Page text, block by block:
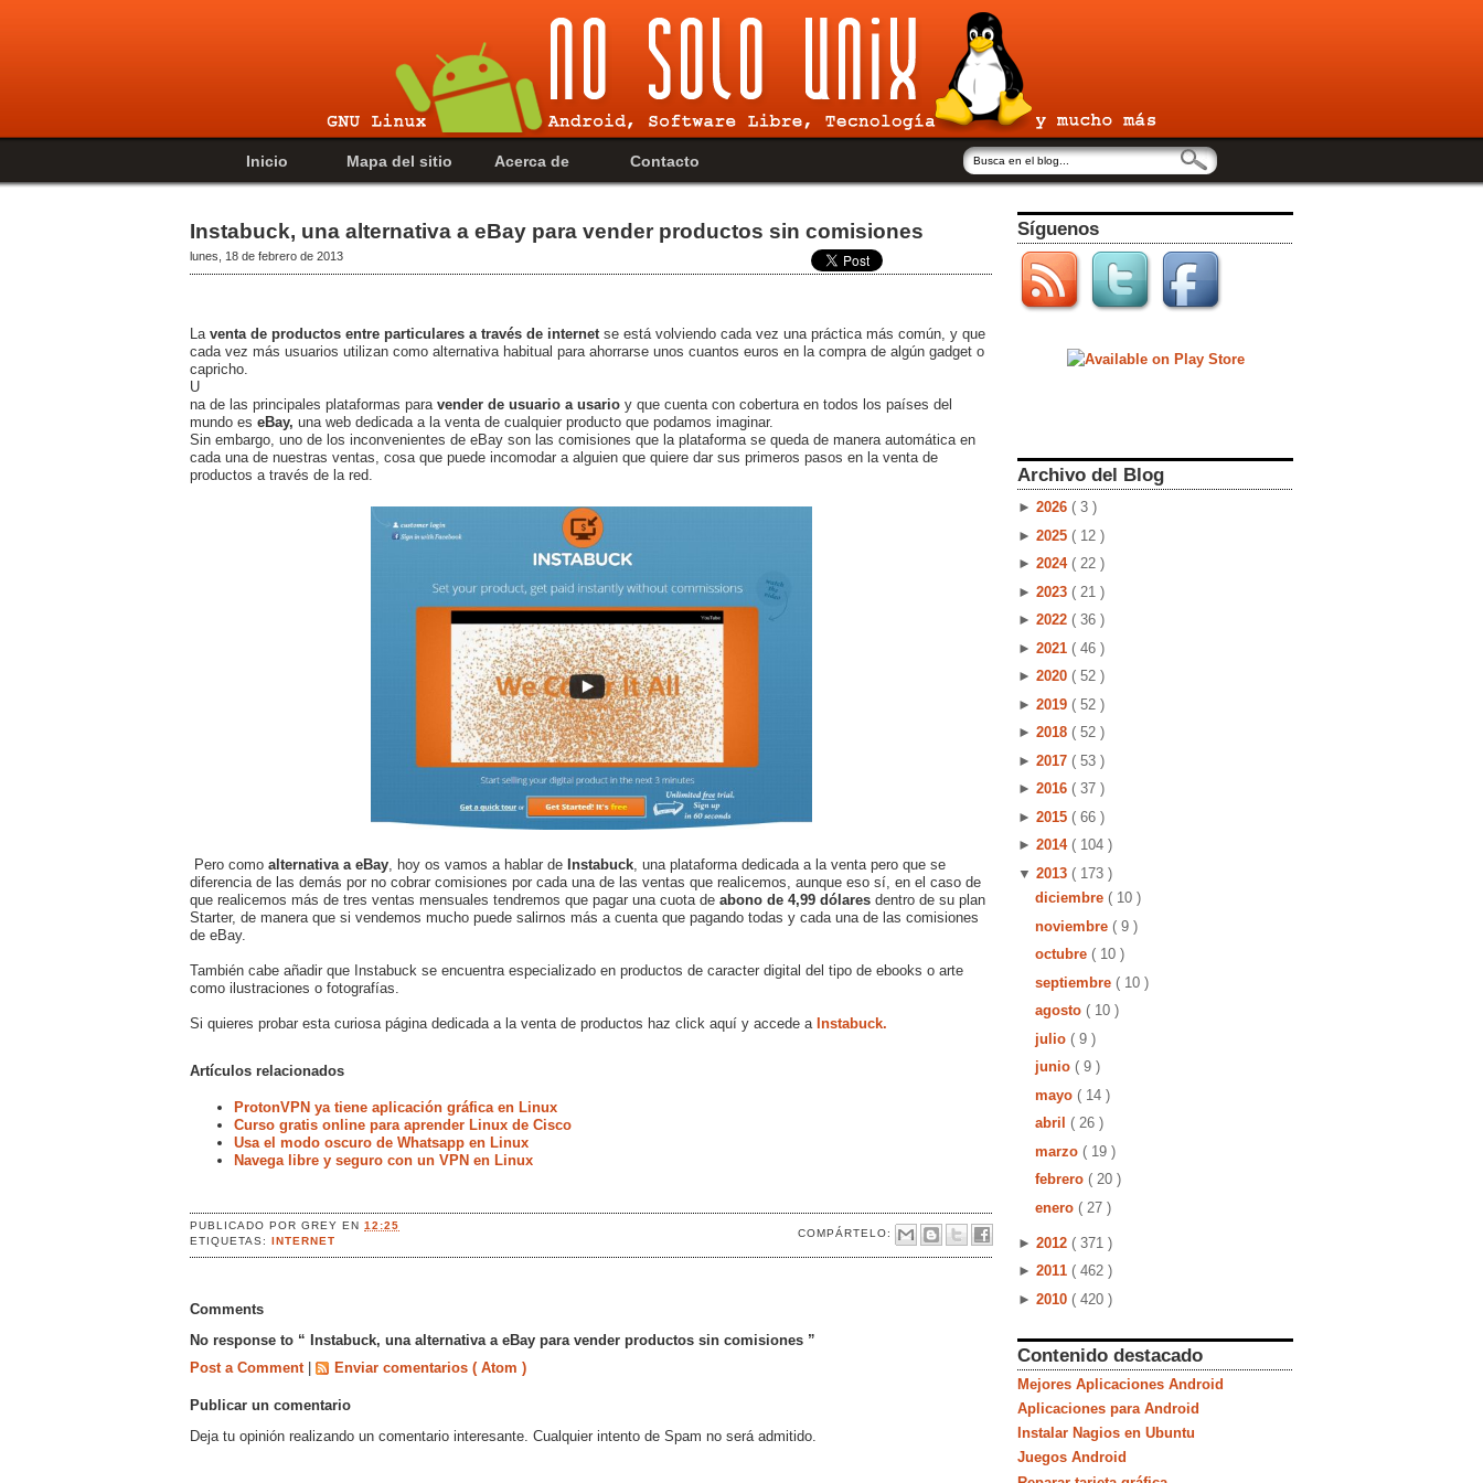
Inicio Mapa del sitio Acerca de Contacto
Instabuck, una alternativa a eBay para vender productos sin comisiones
lunes, 18 de febrero de 2013
La venta de productos entre particulares a través de internet se está volviendo cada vez una práctica más común, y que
cada vez más usuarios utilizan como alternativa habitual para ahorrarse unos cuantos euros en la compra de algún gadget o
capricho.
U
na de las principales plataformas para vender de usuario a usario y que cuenta con cobertura en todos los países del
mundo es eBay, una web dedicada a la venta de cualquier producto que podamos imaginar.
Sin embargo, uno de los inconvenientes de eBay son las comisiones que la plataforma se queda de manera automática en
cada una de nuestras ventas, cosa que puede incomodar a alguien que quiere dar sus primeros pasos en la venta de
productos a través de la red.
Pero como alternativa a eBay , hoy os vamos a hablar de Instabuck , una plataforma dedicada a la venta pero que se
diferencia de las demás por no cobrar comisiones por cada una de las ventas que realicemos, aunque eso sí, en el caso de
que realicemos más de tres ventas mensuales tendremos que pagar una cuota de abono de 4,99 dólares dentro de su plan
Starter, de manera que si vendemos mucho puede salirnos más a cuenta que pagando todas y cada una de las comisiones
de eBay.
También cabe añadir que Instabuck se encuentra especializado en productos de caracter digital del tipo de ebooks o arte
como ilustraciones o fotografías.
Si quieres probar esta curiosa página dedicada a la venta de productos haz click aquí y accede a Instabuck.
Artículos relacionados
ProtonVPN ya tiene aplicación gráfica en Linux
Curso gratis online para aprender Linux de Cisco
Usa el modo oscuro de Whatsapp en Linux
Navega libre y seguro con un VPN en Linux
PUBLICADO PORGREYEN12:25
COMPÁRTELO:
ETIQUETAS:INTERNET
Comments
No response to “ Instabuck, una alternativa a eBay para vender productos sin comisiones ”
Post a Comment
Enviar comentarios ( Atom )
Publicar un comentario
Deja tu opinión realizando un comentario interesante. Cualquier intento de Spam no será admitido.
Síguenos
Archivo del Blog
► 2026 ( 3 )
► 2025 ( 12 )
► 2024 ( 22 )
► 2023 ( 21 )
► 2022 ( 36 )
► 2021 ( 46 )
► 2020 ( 52 )
► 2019 ( 52 )
► 2018 ( 52 )
► 2017 ( 53 )
► 2016 ( 37 )
► 2015 ( 66 )
► 2014 ( 104 )
▼ 2013 ( 173 )
diciembre ( 10 )
noviembre ( 9 )
octubre ( 10 )
septiembre ( 10 )
agosto ( 10 )
julio ( 9 )
junio ( 9 )
mayo ( 14 )
abril ( 26 )
marzo ( 19 )
febrero ( 20 )
enero ( 27 )
► 2012 ( 371 )
► 2011 ( 462 )
► 2010 ( 420 )
Contenido destacado
Mejores Aplicaciones Android
Aplicaciones para Android
Instalar Nagios en Ubuntu
Juegos Android